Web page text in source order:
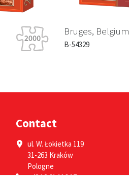
Bruges, Belgium
B-54329
Contact
ul. W. Łokietka 119
31-263 Kraków
Pologne